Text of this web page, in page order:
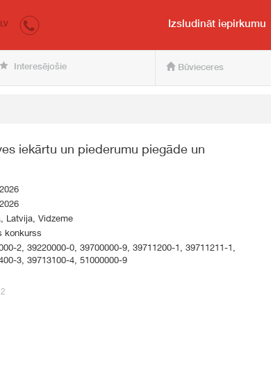
pircējam un pārdevējam
LV Izsludināt iepirkumu
Interesējošie Būvieceres
iekārtu un piederumu piegāde un
Latvija, Vidzeme
konkurss
2, 39220000-0, 39700000-9, 39711200-1, 39711211-1,
3, 39713100-4, 51000000-9